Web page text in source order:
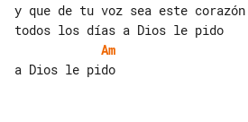
y que de tu voz sea este corazón
Am